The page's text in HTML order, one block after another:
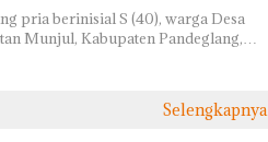
pria berinisial S (40), warga Desa
Munjul, Kabupaten Pandeglang,…
Selengkapnya